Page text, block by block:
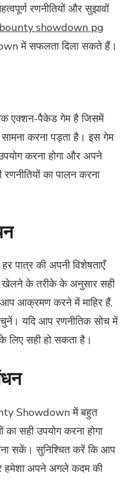
रणनीतियों और सुझावों
showdown pg
में सफलता दिला सकते हैं।
एक्शन-पैकेड गेम है जिसमें
सामना करना पड़ता है। इस गेम
करना होगा और अपने
रणनीतियों का पालन करना
पात्र की अपनी विशेषताएँ
खेलने के तरीके के अनुसार सही
आप आक्रमण करने में माहिर हैं,
यदि आप रणनीतिक सोच में
सही हो सकता है।
Showdown में बहुत
सही उपयोग करना होगा
सकें। सुनिश्चित करें कि आप
हमेशा अपने अगले कदम की